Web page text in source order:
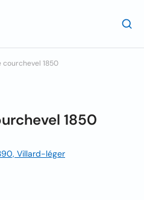
1850
1850
Villard-léger